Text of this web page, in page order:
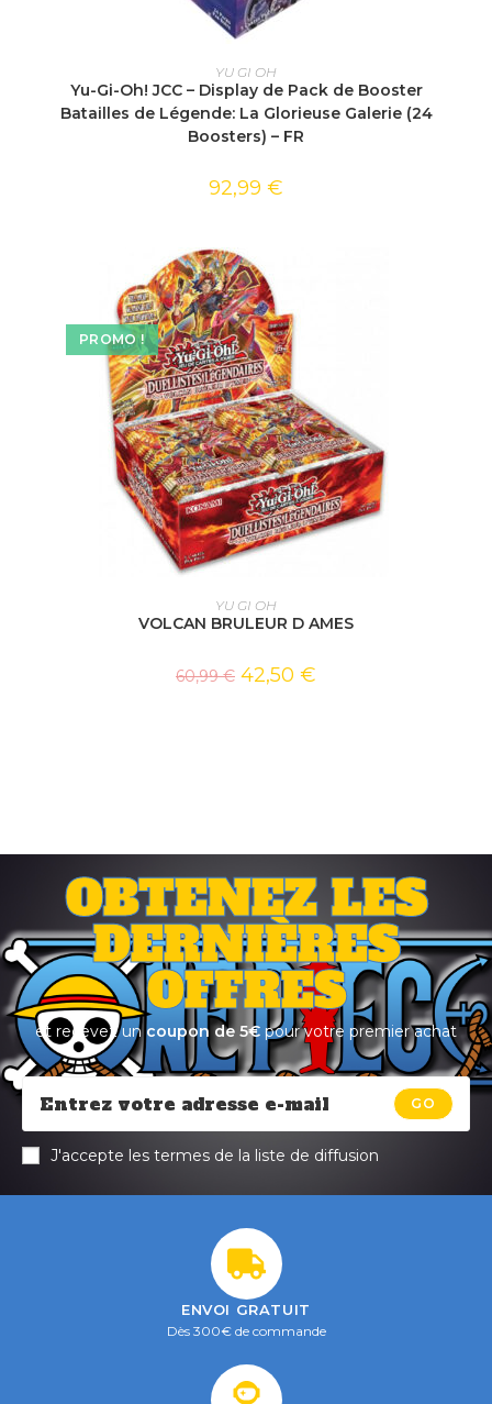
AJOUTER AU PANIER
YU GI OH
Yu-Gi-Oh! JCC – Display de Pack de Booster
Batailles de Légende: La Glorieuse Galerie (24
Boosters) – FR
92,99 €
PROMO !
AJOUTER AU PANIER
YU GI OH
VOLCAN BRULEUR D AMES
60,99€ 42,50 €
OBTENEZ LES
DERNIÈRES
OFFRES
et recevez un coupon de 5€ pour votre premier achat
GO
J'accepte les termes de la liste de diffusion
ENVOI GRATUIT
Dès 300€ de commande